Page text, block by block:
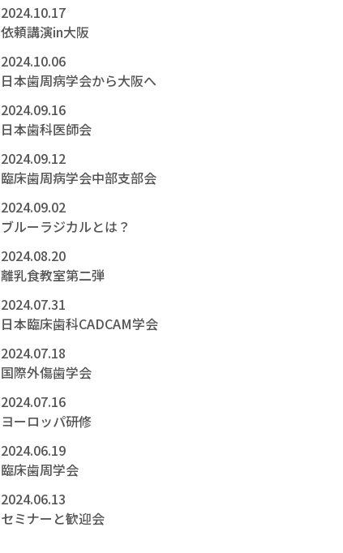
2024.10.17
依頼講演in大阪
2024.10.06
日本歯周病学会から大阪へ
2024.09.16
日本歯科医師会
2024.09.12
臨床歯周病学会中部支部会
2024.09.02
ブルーラジカルとは？
2024.08.20
離乳食教室第二弾
2024.07.31
日本臨床歯科CADCAM学会
2024.07.18
国際外傷歯学会
2024.07.16
ヨーロッパ研修
2024.06.19
臨床歯周学会
2024.06.13
セミナーと歓迎会